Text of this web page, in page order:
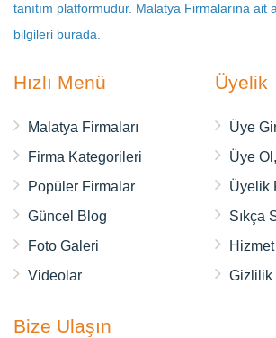
tanıtım platformudur. Malatya Firmalarına ait
bilgileri burada.
Hızlı Menü
Malatya Firmaları
Firma Kategorileri
Popüler Firmalar
Güncel Blog
Foto Galeri
Videolar
Üyelik
Üye
Üye
Üyelik
Sıkça
Gizlilik
Bize Ulaşın